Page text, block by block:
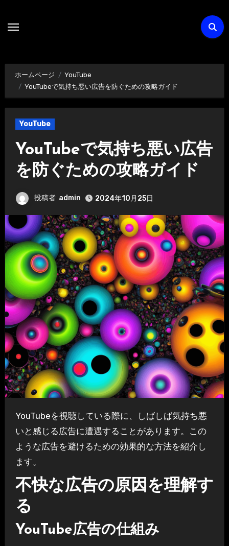
キ
ホームページ
YouTube
YouTubeで気持ち悪い広告を防ぐための攻略ガイド
YouTube
YouTubeで気持ち悪い広告
を防ぐための攻略ガイド
投稿者 admin 2024年10月25日
YouTubeを視聴している際に、しばしば気持ち悪
いと感じる広告に遭遇することがあります。この
ような広告を避けるための効果的な方法を紹介し
ます。
不快な広告の原因を理解す
る
YouTube広告の仕組み